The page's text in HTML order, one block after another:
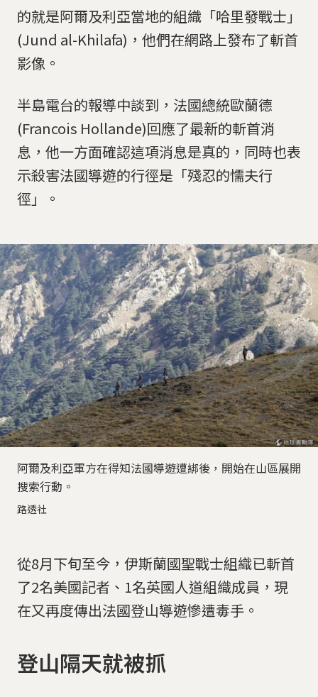
的就是阿爾及利亞當地的組織「哈里發戰士」
(Jund al-Khilafa)，他們在網路上發布了斬首
影像。
半島電台的報導中談到，法國總統歐蘭德
(Francois Hollande)回應了最新的斬首消
息，他一方面確認這項消息是真的，同時也表
示殺害法國導遊的行徑是「殘忍的懦夫行
徑」。
阿爾及利亞軍方在得知法國導遊遭綁後，開始在山區展開
搜索行動。
路透社
從8月下旬至今，伊斯蘭國聖戰士組織已斬首
了2名美國記者、1名英國人道組織成員，現
在又再度傳出法國登山導遊慘遭毒手。
登山隔天就被抓